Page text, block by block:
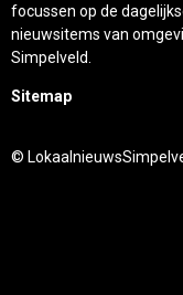
focussen op de
nieuwsitems van
Simpelveld.
Sitemap
©